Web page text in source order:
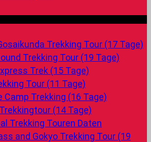
Trekking Tour (17 Tage)
Trekking Tour (19 Tage)
Trek (15 Tage)
Tour (11 Tage)
Camp Trekking (16 Tage)
(14 Tage)
Trekking Touren Daten
and Gokyo Trekking Tour (19